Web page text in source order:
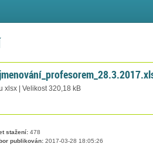
xlsx | Velikost 320,18 kB
stažení:478
publikován:2017-03-28 18:05:26